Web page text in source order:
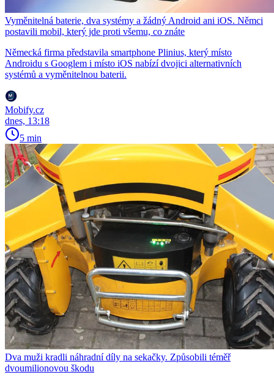
Vyměnitelná baterie, dva systémy a žádný Android ani iOS. Němci
postavili mobil, který jde proti všemu, co znáte
Německá firma představila smartphone Plinius, který místo
Androidu s Googlem i místo iOS nabízí dvojici alternativních
systémů a vyměnitelnou baterii.
Mobify.cz
dnes, 13:18
5 min
Dva muži kradli náhradní díly na sekačky. Způsobili téměř
dvoumilionovou škodu